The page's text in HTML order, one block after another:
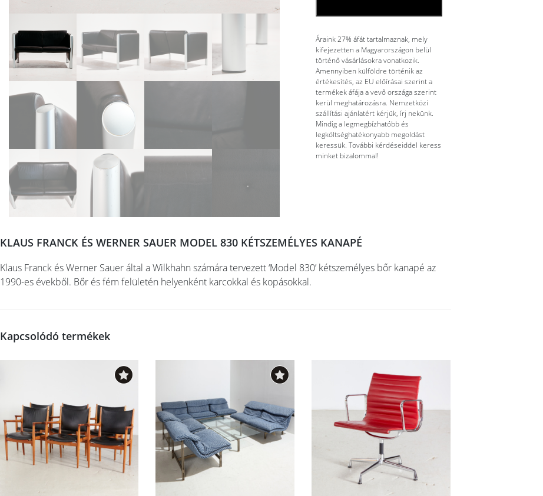
Áraink 27% áfát tartalmaznak, mely
kifejezetten a Magyarországon belül
történő vásárlásokra vonatkozik.
Amennyiben külföldre történik az
értékesítés, az EU előírásai szerint a
termékek áfája a vevő országa szerint
kerül meghatározásra. Nemzetközi
szállítási ajánlatért kérjük, írj nekünk.
Mindig a legmegbízhatóbb és
legköltséghatékonyabb megoldást
keressük. További kérdéseiddel keress
minket bizalommal!
KLAUS FRANCK ÉS WERNER SAUER MODEL 830 KÉTSZEMÉLYES KANAPÉ
Klaus Franck és Werner Sauer által a Wilkhahn számára tervezett ‘Model 830’ kétszemélyes bőr kanapé az
1990-es évekből. Bőr és fém felületén helyenként karcokkal és kopásokkal.
Kapcsolódó termékek